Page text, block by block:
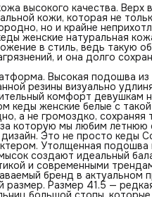
высокого качества. Верх
кожи, которая не
но и крайне
женские натуральная
в стиль, ведь такую
и она долго
Высокая подошва из
резины визуально
комфорт девушкам
кеды женские белые с
а не громоздко, сохраняя
которую мы любим летнюю
Это не просто кеды
Утолщенная подошва
создают идеальный
и современными
бренд в актуальном
размер. Размер 41.5 —